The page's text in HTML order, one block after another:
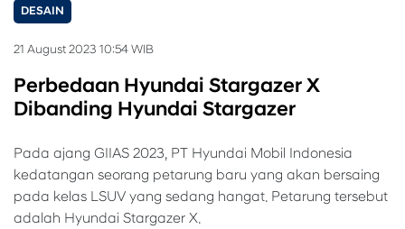
DESAIN
21 August 2023 10:54 WIB
Perbedaan Hyundai Stargazer X
Dibanding Hyundai Stargazer
Pada ajang GIIAS 2023, PT Hyundai Mobil Indonesia
kedatangan seorang petarung baru yang akan bersaing
pada kelas LSUV yang sedang hangat. Petarung tersebut
adalah Hyundai Stargazer X.